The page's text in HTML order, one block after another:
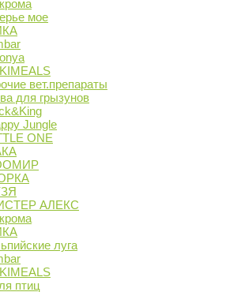
мое
вет.препараты
для грызунов
Jungle
ONE
АЛЕКС
луга
птиц